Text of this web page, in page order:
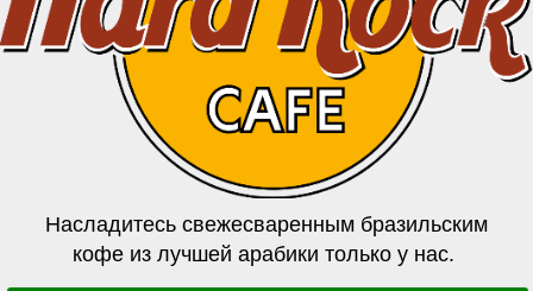
Насладитесь свежесваренным бразильским
кофе из лучшей арабики только у нас.